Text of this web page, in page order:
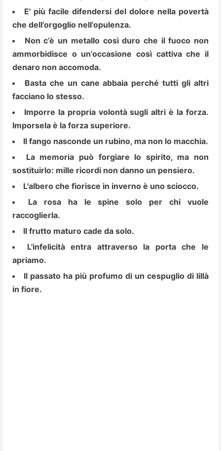
E' più facile difendersi del dolore nella povertà
che dell’orgoglio nell’opulenza.
Non c’è un metallo così duro che il fuoco non
ammorbidisce o un’occasione così cattiva che il
denaro non accomoda.
Basta che un cane abbaia perché tutti gli altri
facciano lo stesso.
Imporre la propria volontà sugli altri è la forza.
Imporsela è la forza superiore.
Il fango nasconde un rubino, ma non lo macchia.
La memoria può forgiare lo spirito, ma non
sostituirlo: mille ricordi non danno un pensiero.
L'albero che fiorisce in inverno è uno sciocco.
La rosa ha le spine solo per chi vuole
raccoglierla.
Il frutto maturo cade da solo.
L'infelicità entra attraverso la porta che le
apriamo.
Il passato ha più profumo di un cespuglio di lillà
in fiore.